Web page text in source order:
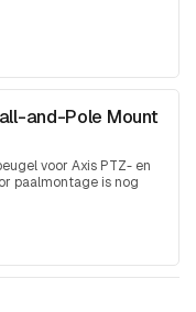
and-Pole Mount
voor Axis PTZ- en
paalmontage is nog